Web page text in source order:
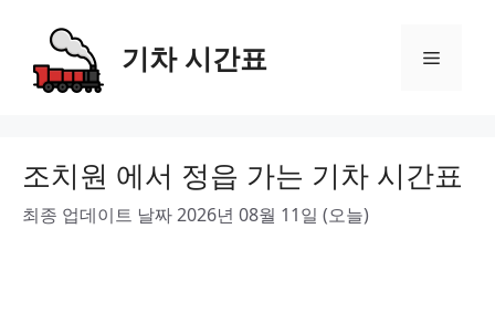
content
기차 시간표 Menu
조치원 에서 정읍 가는 기차 시간표
최종 업데이트 날짜 2026년 08월 11일 (오늘)